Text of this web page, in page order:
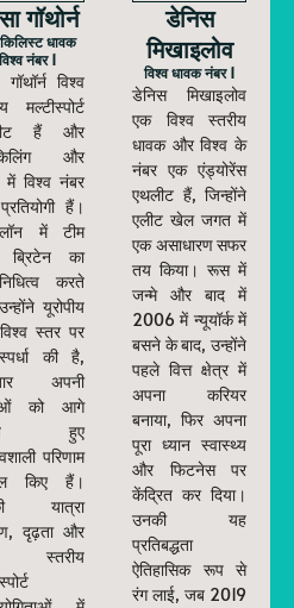
गॉथोर्न
धावक
विश्व नंबर 1
गॉथॉर्न विश्व
मल्टीस्पोर्ट
हैं और
और
में विश्व नंबर
हैं।
में टीम
ब्रिटेन का
करते
यूरोपीय
स्तर पर
की है,
अपनी
को आगे
हुए
परिणाम
किए हैं।
यात्रा
दृढ़ता और
स्तरीय
डेनिस
मिखाइलोव
विश्व धावक नंबर 1
डेनिस मिखाइलोव
एक विश्व स्तरीय
धावक और विश्व के
नंबर एक एंड्योरेंस
एथलीट हैं, जिन्होंने
एलीट खेल जगत में
एक असाधारण सफर
तय किया। रूस में
जन्मे और बाद में
2006 में न्यूयॉर्क में
बसने के बाद, उन्होंने
पहले वित्त क्षेत्र में
अपना करियर
बनाया, फिर अपना
पूरा ध्यान स्वास्थ्य
और फिटनेस पर
केंद्रित कर दिया।
उनकी यह
प्रतिबद्धता
ऐतिहासिक रूप से
रंग लाई, जब 2019